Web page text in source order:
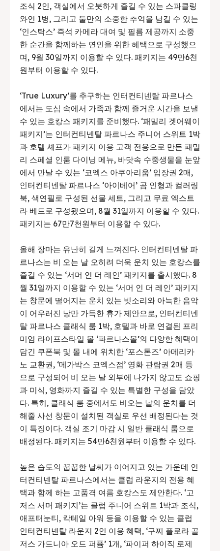
조식 2인, 객실에서 오붓하게 즐길 수 있는 스파클링
와인 1병, 그리고 둘만의 소중한 추억을 남길 수 있는
‘인스탁스’ 즉석 카메라 대여 및 필름 제공까지 소중
한 순간을 함께하는 연인을 위한 혜택으로 구성했으
며, 9월 30일까지 이용할 수 있다. 패키지는 49만6천
원부터 이용할 수 있다.
‘True Luxury’를 추구하는 인터컨티넨탈 파르나스
에서는 도심 속에서 가족과 함께 즐거운 시간을 보낼
수 있는 호캉스 패키지를 준비했다. ‘패밀리 겟어웨이
패키지’는 인터컨티넨탈 파르나스 주니어 스위트 1박
과 호텔 셰프가 패키지 이용 고객 전용으로 만든 패밀
리 스페셜 인룸 다이닝 메뉴, 바닷속 수중생물을 눈앞
에서 만날 수 있는 ‘코엑스 아쿠아리움’ 입장권 2매,
인터컨티넨탈 파르나스 ‘아이베어’ 곰 인형과 컬러링
북, 색연필로 구성된 선물 세트, 그리고 무료 엑스트
라 베드로 구성됐으며, 8월 31일까지 이용할 수 있다.
패키지는 67만7천원부터 이용할 수 있다.
올해 장마는 유난히 길게 느껴진다. 인터컨티넨탈 파
르나스는 비 오는 날 오히려 더욱 운치 있는 호캉스를
즐길 수 있는 ‘서머 인 더 레인’ 패키지를 출시했다. 8
월 31일까지 이용할 수 있는 ‘서머 인 더 레인’ 패키지
는 창문에 떨어지는 운치 있는 빗소리와 아늑한 음악
이 어우러진 낭만 가득한 휴가 제안으로, 인터컨티넨
탈 파르나스 클래식 룸 1박, 호텔과 바로 연결된 프리
미엄 라이프스타일 몰 ‘파르나스몰’의 다양한 혜택이
담긴 쿠폰북 및 몰 내에 위치한 ‘포스톤즈’ 아메리카
노 교환권, ‘메가박스 코엑스점’ 영화 관람권 2매 등
으로 구성되어 비 오는 날 외부에 나가지 않고도 쇼핑
과 미식, 영화까지 즐길 수 있는 특별한 구성을 담았
다. 특히, 클래식 룸 중에서도 비오는 날의 운치를 더
해줄 사선 창문이 설치된 객실로 우선 배정된다는 것
이 특징이다. 객실 조기 마감 시 일반 클래식 룸으로
배정된다. 패키지는 54만6천원부터 이용할 수 있다.
높은 습도의 꿉꿉한 날씨가 이어지고 있는 가운데 인
터컨티넨탈 파르나스에서는 클럽 라운지의 전용 혜
택과 함께 하는 고품격 여름 호캉스도 제안한다. ‘고
저스 서머 패키지’는 클럽 주니어 스위트 1박과 조식,
애프터눈티, 칵테일 아워 등을 이용할 수 있는 클럽
인터컨티넨탈 라운지 2인 이용 혜택, ‘구찌 플로라 골
저스 가드니아 오드 퍼퓸’ 1개, ‘파이퍼 하이직 로제